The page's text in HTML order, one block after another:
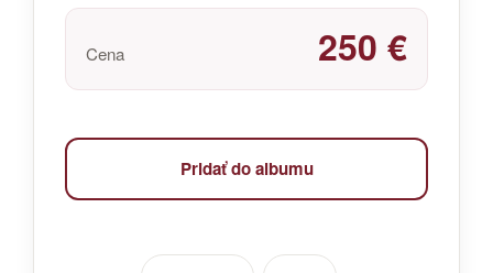
Cena 250 €
Pridať do albumu